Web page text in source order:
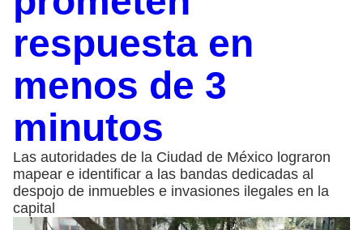
respuesta en
menos de 3
minutos
Las autoridades de la Ciudad de México lograron
mapear e identificar a las bandas dedicadas al
despojo de inmuebles e invasiones ilegales en la
capital